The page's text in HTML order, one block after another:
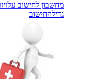
מחשבון לחישוב
גדילהחישוב